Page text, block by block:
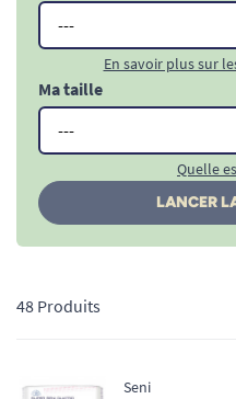
En savoir plus sur
Ma taille
Quelle
LANCER
48 Produits
Seni